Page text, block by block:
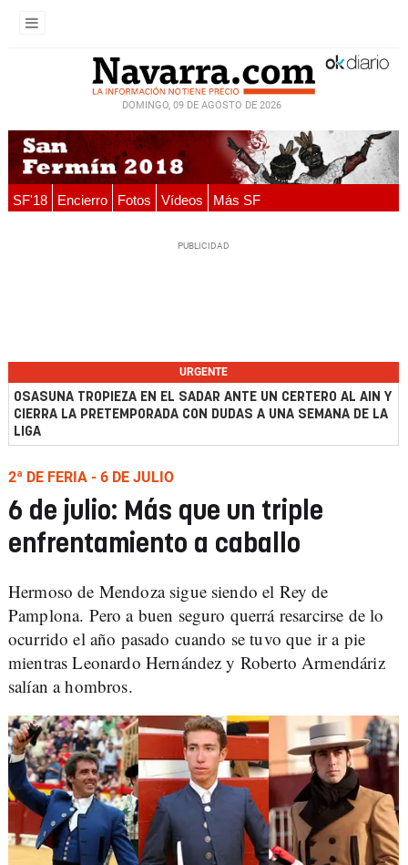
DOMINGO, 09 DE AGOSTO DE 2026
SF'18 Encierro Fotos Vídeos Más SF
URGENTE
OSASUNA TROPIEZA EN EL SADAR ANTE UN CERTERO AL AIN Y
CIERRA LA PRETEMPORADA CON DUDAS A UNA SEMANA DE LA
LIGA
2ª DE FERIA - 6 DE JULIO
6 de julio: Más que un triple
enfrentamiento a caballo
Hermoso de Mendoza sigue siendo el Rey de
Pamplona. Pero a buen seguro querrá resarcirse de lo
ocurrido el año pasado cuando se tuvo que ir a pie
mientras Leonardo Hernández y Roberto Armendáriz
salían a hombros.